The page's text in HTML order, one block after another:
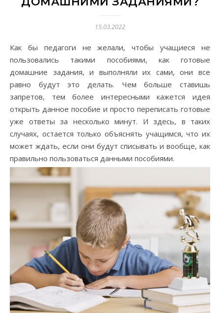
15.03.2022
Как бы педагоги не желали, чтобы учащиеся не
пользовались такими пособиями, как готовые
домашние задания, и выполняли их сами, они все
равно будут это делать. Чем больше ставишь
запретов, тем более интересными кажется идея
открыть данное пособие и просто переписать готовые
уже ответы за несколько минут. И здесь, в таких
случаях, остается только объяснять учащимся, что их
может ждать, если они будут списывать и вообще, как
правильно пользоваться данными пособиями.